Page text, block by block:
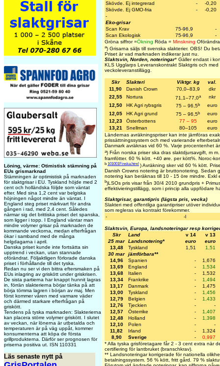
Löning, värme: Otimistisk stämning på
EUs grismarknad
Stämningen är optimistisk på marknaden
för slaktgrisar i EU. Tyskland höjde med 2
cent och holländska följde som väntat
efter. Med sina 1,2 cent var belgiska
höjningen något mindre än väntat. I
England steg priset märkvart för andra
gången i rad, med 2,4 cent. Således
närmar sig det brittiska priset det spanska,
som ligger i topp. I England väntar man
mindre volymer grisar på marknaden de
kommande veckorna, medan efterfrågan
ökar i samband med de många
helgdagarna i april.
Danska priset kunde inte fortsätta sin
upptrend i veckan, utan stannade
oförändrat. Följaktligen förlorade danska
priset i förhållande till det tyska.
Redan nu ser vi den bittra eftersmaken på
EUs inlagring av griskött under griskrisen.
De sista partierna har knappt hunnit lagras
in, förrän slakterierna börjar tänka på att
börja tömma lagren i början av maj. Men
först kommer våren med varmare väder
och därmed starkare efterfrågan på
griskött.
Tendens på tyska marknaden: Slakterierna
kan placera större volymer griskött. I slutet
av veckan, när lönerna är utbetalda och
temperaturen är på väg uppåt, kommer
konsumenterna att köpa de första
grillprodukterna. Därför ser prognosen för
priserna positiva ut. ISN 110331
Läs senaste nytt på
Skövde. Ej integrerad
-
-0,20
Skövde. Ej GMO-fria
-
-0,20
-
Eko-grisar
Scan Krav
75-96,9
-
Scan Ekologisk
75-96,9
-
Gröna siffror =Ökning Röda = Minskning
a) Grisarna säljs till svenska slakterier. OBS! Du
Priset är vad marknaden indikerar just nu.
Slaktsvin, Norden, noteringar* Gäller endast i
KLS Ugglarps Leveranskontrakt Slaktgris och med
veckoleveranstillägg.
Skr Slakteri Viktgr. kg
val.
11,90
Danish Crown 70,0–83,9
dkr
22,55
Nortura 71,1–77,0a
nkr
12,50
HK Agri rybsgris 75 – 96,5b
euro
12,05
HK Agri grund 75 – 96,5b
euro
12,23
Österbottens 77 – 95
euro
13,21
Snellman 80–105
euro
Ländernas avräkningspriser kan inte jämföras
prissättningssystem och med varierande
Danmark avräknas vid 60 %. Varje procentenhet
a) Från norska priser ska dras slaktdjursavgift, m
framfötter. 60 % kött. +40 øre. per kött%. Noroc-
b 101001Finska.html ) Avräkning sker vid 60 % kött.
Danish Crowns notering är bruttonotering. Sedan
notering kan beräknas till 10 - 15 öre mindre. Exkl
b)LSOs pris visar från 30/4 2010 grundpris +
effektivieringstillägg, som i princip alla uppfödare
Slaktgrisar, garantipris (lägsta pris, vecka)
Slakteri med offentliga garantipriser utöver
som regleras via kontrakt förekommer.
-
-l
Slaktsvin, Europa, landsnoteringar resp
Skr
Land v 14
v 13
25 mar
Landsnotering* euro
euro
13,48
Tyskland 1,51
1,51
30 mar
jämförbara**
14,96
Spanien -
1,676
13,69
England -
1,534
13,68
Italien -
1,532
13,34
Frankrike -
1,494
13,17
Danmark -
1,475
13,00
Tyskland -
1,456
12,79
Belgien -
1,433
12,76
Tjeckien -
-
12,57
Österrike -
1,407
12,48
Holland -
1,398
12,10
Polen -
-
11,82
Irland -
1,324
8,90
Sverige -
0,997
* Alla tyska grisföretagare får 2 - 3 cent extra när
certifiering för lantbruket (branschkrav).
** Landsnoteringar korrigerade för nationella
betalningssystem. 56 % kött, fritt gård. 79 %